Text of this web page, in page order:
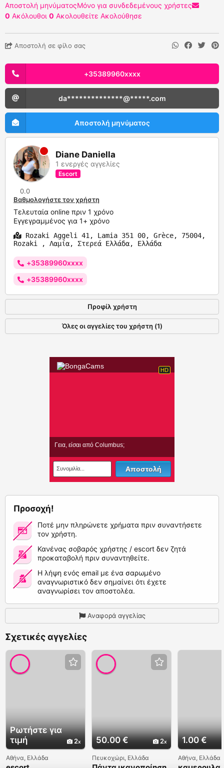
Αποστολή μηνύματοςΜόνο για συνδεδεμένους χρήστες
0 Ακόλουθοι 0 Ακολουθείτε Ακολούθησε
Αποστολή σε φίλο σας
+35389960xxxx
da**************@*****.com
Αποστολή μηνύματος
Diane Daniella
1 ενεργές αγγελίες
Escort
0.0
Βαθμολογήστε τον χρήστη
Τελευταία online πριν 1 χρόνο
Εγγεγραμμένος για 1+ χρόνο
Rozaki Aggeli 41, Lamia 351 00, Grèce, 75004,
Rozaki , Λαμία, Στερεά Ελλάδα, Ελλάδα
+35389960xxxx
+35389960xxxx
Προφίλ χρήστη
Όλες οι αγγελίες του χρήστη (1)
Προσοχή!
Ποτέ μην πληρώνετε χρήματα πριν συναντήσετε
τον χρήστη.
Κανένας σοβαρός χρήστης / escort δεν ζητά
προκαταβολή πριν συναντηθείτε.
Η λήψη ενός email με ένα σαρωμένο
αναγνωριστικό δεν σημαίνει ότι έχετε
αναγνωρίσει τον αποστολέα.
Αναφορά αγγελίας
Σχετικές αγγελίες
Ρωτήστε για
τιμή
2
Αθήνα, Ελλάδα
50.00 € 2
Πευκοχώρι, Ελλάδα
1.00 €
Αθήνα, Ελλάδα